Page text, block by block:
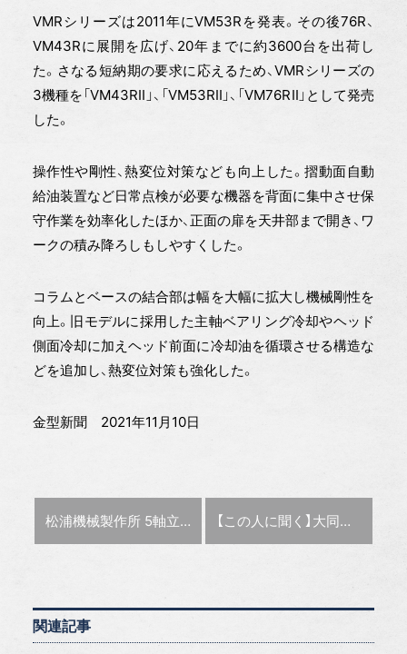
VMRシリーズは2011年にVM53Rを発表。その後76R、
VM43Rに展開を広げ、20年までに約3600台を出荷し
た。さなる短納期の要求に応えるため、VMRシリーズの
3機種を「VM43RⅡ」、「VM53RⅡ」、「VM76RⅡ」として発売
した。
操作性や剛性、熱変位対策なども向上した。摺動面自動
給油装置など日常点検が必要な機器を背面に集中させ保
守作業を効率化したほか、正面の扉を天井部まで開き、ワ
ークの積み降ろしもしやすくした。
コラムとベースの結合部は幅を大幅に拡大し機械剛性を
向上。旧モデルに採用した主軸ベアリング冷却やヘッド
側面冷却に加えヘッド前面に冷却油を循環させる構造な
どを追加し、熱変位対策も強化した。
金型新聞 2021年11月10日
前の記事 :
松浦機械製作所 5軸立形MC「MXシリーズ」に直径420㎜対応の新機種 次の記事 :
【この人に聞く】大同特殊鋼 次世代製品開発センター主席部員・井上 幸一郎氏「SKD61相当の粉末材」
関連記事